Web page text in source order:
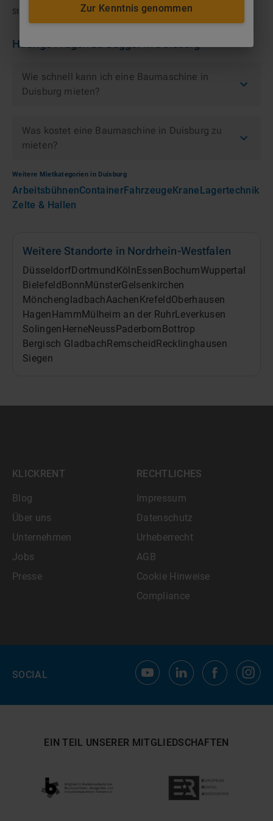
Stahlindustrie · Hafenbau / Logistik · Gleisbau / Schienennetz
Häufige Fragen zu
Wie schnell kann ich eine Baumaschine in
Duisburg mieten?
Was kostet eine Baumaschine in Duisburg zu
mieten?
Weitere Mietkategorien in Duisburg
ArbeitsbühnenContainerFahrzeugeKraneLagertechnik
Zelte & Hallen
Weitere Standorte in Nordrhein-Westfalen
DüsseldorfDortmund Köln Essen BochumWuppertal
Bielefeld Bonn MünsterGelsenkirchen
MönchengladbachAachen Krefeld Oberhausen
Hagen Hamm Mülheim an der RuhrLeverkusen
Solingen HerneNeuss Paderborn Bottrop
Bergisch Gladbach Remscheid Recklinghausen
Siegen
KLICKRENT
Blog
Über uns
Unternehmen
Jobs
Presse
RECHTLICHES
Impressum
Datenschutz
Urheberrecht
AGB
Cookie Hinweise
Compliance
SOCIAL
EIN TEIL UNSERER MITGLIEDSCHAFTEN
Zur Kenntnis genommen